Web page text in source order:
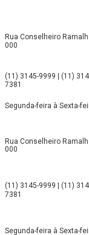
Rua Conselheiro
000
(11) 3145-9999 | (11)
7381
Segunda-feira à Sexta-
Rua Conselheiro
000
(11) 3145-9999 | (11)
7381
Segunda-feira à Sexta-